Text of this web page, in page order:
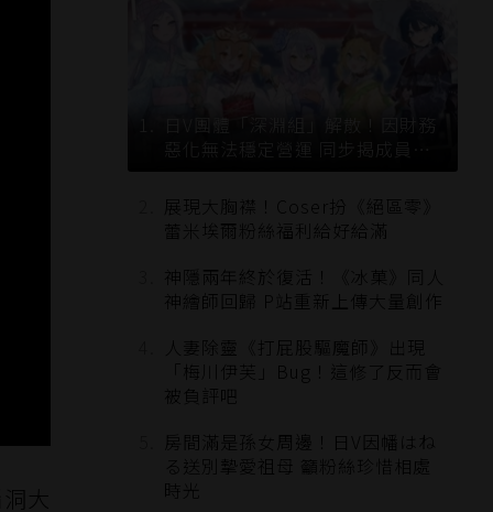
大
惡化無法穩定營運 同步揭成員未
來去向
展現大胸襟！Coser扮《絕區零》
蕾米埃爾粉絲福利給好給滿
神隱兩年終於復活！《冰菓》同人
神繪師回歸 P站重新上傳大量創作
人妻除靈《打屁股驅魔師》出現
「梅川伊芙」Bug！這修了反而會
被負評吧
房間滿是孫女周邊！日V因幡はね
る送別摯愛祖母 籲粉絲珍惜相處
時光